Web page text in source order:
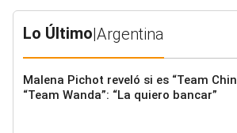
Lo Último|Argentina
Malena Pichot reveló si es “Team
“Team Wanda”: “La quiero bancar”